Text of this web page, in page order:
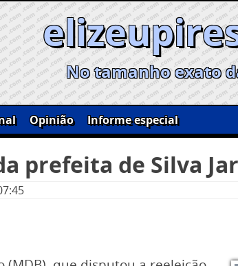
No tamanho exato
Opinião
Informe especial
prefeita de Silva